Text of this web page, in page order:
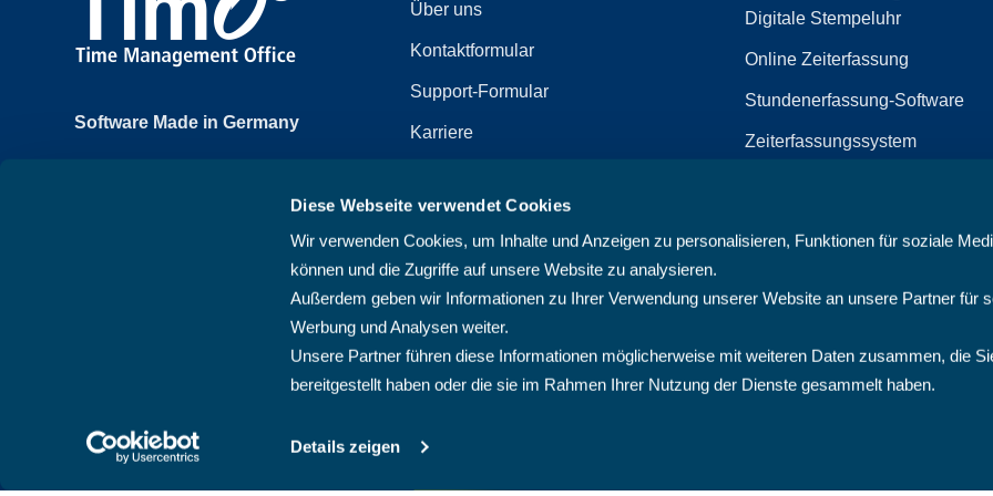
Diese Webseite verwendet Cookies
Wir verwenden Cookies, um Inhalte und Anzeigen zu personalisieren, Funktionen für soziale
können und die Zugriffe auf unsere Website zu analysieren.
Außerdem geben wir Informationen zu Ihrer Verwendung unserer Website an unsere Partner für
Werbung und Analysen weiter.
Unsere Partner führen diese Informationen möglicherweise mit weiteren Daten zusammen, die
bereitgestellt haben oder die sie im Rahmen Ihrer Nutzung der Dienste gesammelt haben.
Details zeigen
Software Made in Germany
61250 Usingen, Deutschland
+49 6081 58600
Über uns
Kontaktformular
Support-Formular
Karriere
Datenschutzerklärung
Sitemap
AGB
Digitale Stempeluhr
Online Zeiterfassung
Stundenerfassung-Software
Zeiterfassungssystem
PMO-Software
Cloud Projektmanagement-
Projektplanungssoftware